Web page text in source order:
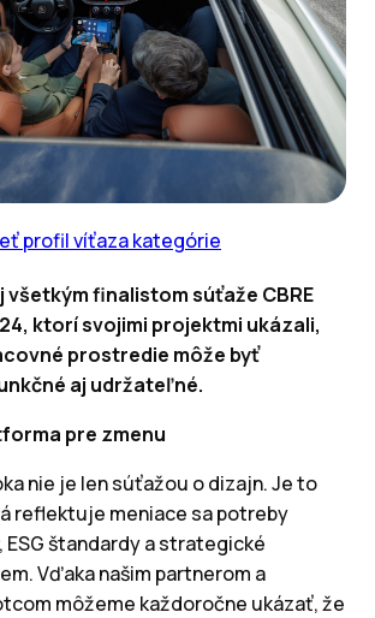
profil víťaza kategórie
všetkým finalistom súťaže CBRE
ktorí svojimi projektmi ukázali,
prostredie môže byť
aj udržateľné.
pre zmenu
nie je len súťažou o dizajn. Je to
reflektuje meniace sa potreby
ESG štandardy a strategické
Vďaka našim partnerom a
môžeme každoročne ukázať, že